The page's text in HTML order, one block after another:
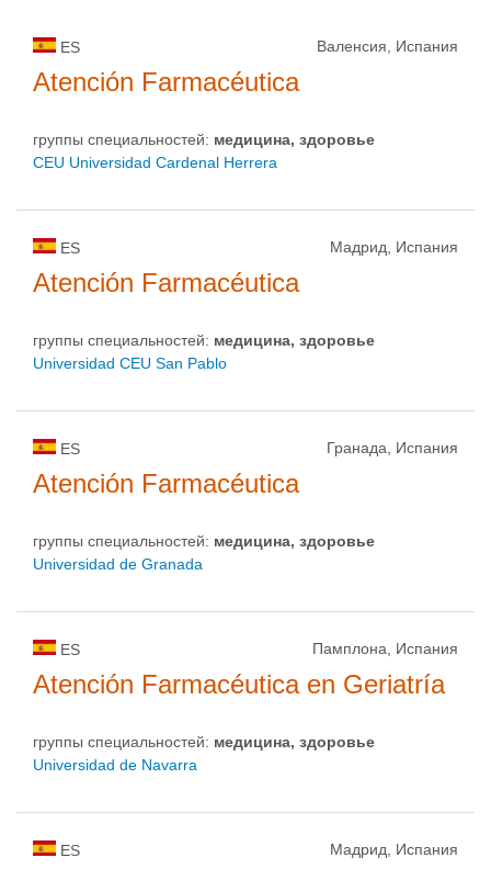
ES Валенсия, Испания
Atención Farmacéutica
группы специальностей: медицина, здоровье
CEU Universidad Cardenal Herrera
ES Мадрид, Испания
Atención Farmacéutica
группы специальностей: медицина, здоровье
Universidad CEU San Pablo
ES Гранада, Испания
Atención Farmacéutica
группы специальностей: медицина, здоровье
Universidad de Granada
ES Памплона, Испания
Atención Farmacéutica en Geriatría
группы специальностей: медицина, здоровье
Universidad de Navarra
ES Мадрид, Испания